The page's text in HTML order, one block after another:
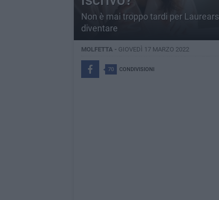
Non è mai troppo tardi per
diventare
MOLFETTA - GIOVEDÌ 17 MARZO 2022
70 CONDIVISIONI